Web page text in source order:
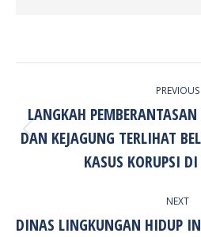
PREVIOUS
LANGKAH
DAN KEJAGUNG TERLIHAT
KASUS KORUPSI
NEXT
DINAS LINGKUNGAN HIDUP